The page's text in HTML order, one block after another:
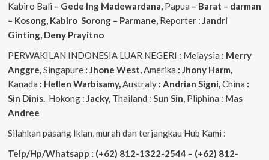
Kabiro Bali – Gede Ing Madewardana, Papua – Barat – darman
– Kosong, Kabiro Sorong – Parmane, Reporter : Jandri
Ginting, Deny Prayitno
PERWAKILAN INDONESIA LUAR NEGERI : Melaysia : Merry
Anggre,Singapure: Jhone West,Amerika : Jhony Harm,
Kanada : Hellen Warbisamy,Australy : Andrian Signi,China :
Sin Dinis. Hokong : Jacky, Thailand : Sun Sin, Pliphina : Mas
Andree
Silahkan pasang Iklan, murah dan terjangkau Hub Kami :
Telp/Hp/Whatsapp : (+62) 812-1322-2544 – (+62) 812-